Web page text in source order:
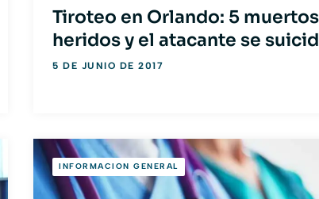
Tiroteo en Orlando: 5
heridos y el atacante se
5 DE JUNIO DE 2017
INFORMACION GENERAL